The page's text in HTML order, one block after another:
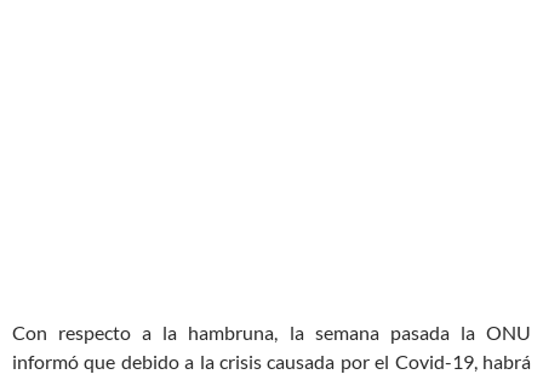
Con respecto a la hambruna, la semana pasada la ONU
informó que debido a la crisis causada por el Covid-19, habrá